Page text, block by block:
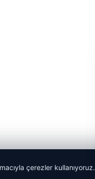
çerezler kullanıyoruz.